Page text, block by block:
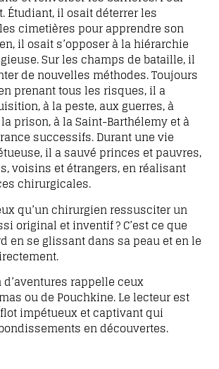
Étudiant, il osait déterrer les
cimetières pour apprendre son
il osait s’opposer à la hiérarchie
Sur les champs de bataille, il
de nouvelles méthodes. Toujours
prenant tous les risques, il a
à la peste, aux guerres, à
prison, à la Saint-Barthélemy et à
successifs. Durant une vie
il a sauvé princes et pauvres,
voisins et étrangers, en réalisant
chirurgicales.
qu’un chirurgien ressusciter un
original et inventif ? C’est ce que
en se glissant dans sa peau et en le
d’aventures rappelle ceux
ou de Pouchkine. Le lecteur est
impétueux et captivant qui
en découvertes.